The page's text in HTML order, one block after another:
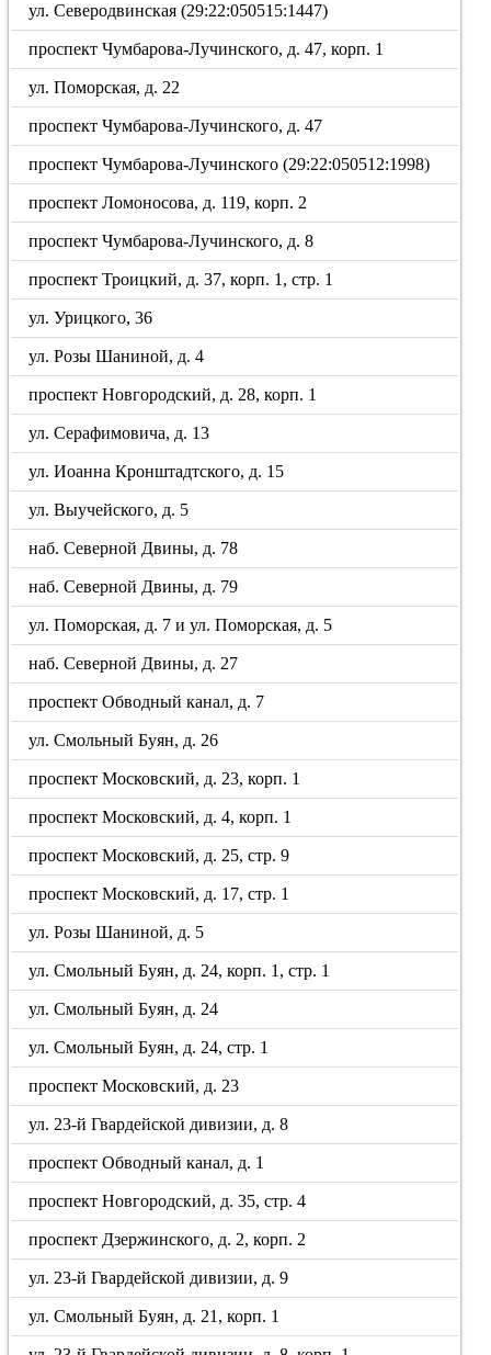
ул. Северодвинская (29:22:050515:1447)
проспект Чумбарова-Лучинского, д. 47, корп. 1
ул. Поморская, д. 22
проспект Чумбарова-Лучинского, д. 47
проспект Чумбарова-Лучинского (29:22:050512:1998)
проспект Ломоносова, д. 119, корп. 2
проспект Чумбарова-Лучинского, д. 8
проспект Троицкий, д. 37, корп. 1, стр. 1
ул. Урицкого, 36
ул. Розы Шаниной, д. 4
проспект Новгородский, д. 28, корп. 1
ул. Серафимовича, д. 13
ул. Иоанна Кронштадтского, д. 15
ул. Выучейского, д. 5
наб. Северной Двины, д. 78
наб. Северной Двины, д. 79
ул. Поморская, д. 7 и ул. Поморская, д. 5
наб. Северной Двины, д. 27
проспект Обводный канал, д. 7
ул. Смольный Буян, д. 26
проспект Московский, д. 23, корп. 1
проспект Московский, д. 4, корп. 1
проспект Московский, д. 25, стр. 9
проспект Московский, д. 17, стр. 1
ул. Розы Шаниной, д. 5
ул. Смольный Буян, д. 24, корп. 1, стр. 1
ул. Смольный Буян, д. 24
ул. Смольный Буян, д. 24, стр. 1
проспект Московский, д. 23
ул. 23-й Гвардейской дивизии, д. 8
проспект Обводный канал, д. 1
проспект Новгородский, д. 35, стр. 4
проспект Дзержинского, д. 2, корп. 2
ул. 23-й Гвардейской дивизии, д. 9
ул. Смольный Буян, д. 21, корп. 1